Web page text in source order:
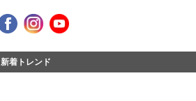
新着トレンド